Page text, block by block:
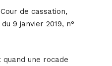
de cassation,
9 janvier 2019, n°
une rocade